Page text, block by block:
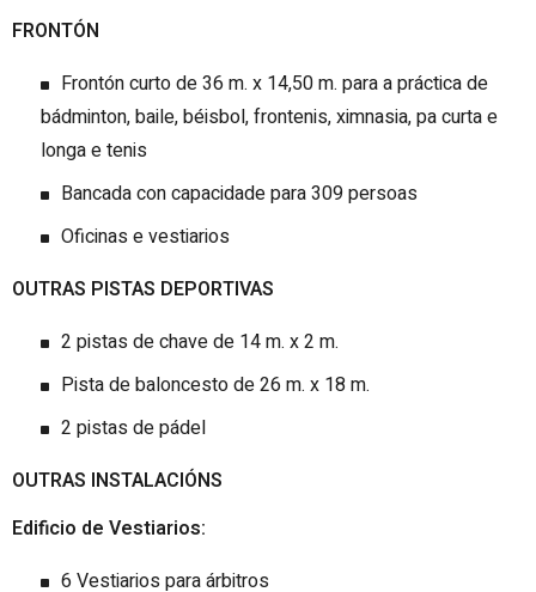
FRONTÓN
Frontón curto de 36 m. x 14,50 m. para a práctica de
bádminton, baile, béisbol, frontenis, ximnasia, pa curta e
longa e tenis
Bancada con capacidade para 309 persoas
Oficinas e vestiarios
OUTRAS PISTAS DEPORTIVAS
2 pistas de chave de 14 m. x 2 m.
Pista de baloncesto de 26 m. x 18 m.
2 pistas de pádel
OUTRAS INSTALACIÓNS
Edificio de Vestiarios:
6 Vestiarios para árbitros